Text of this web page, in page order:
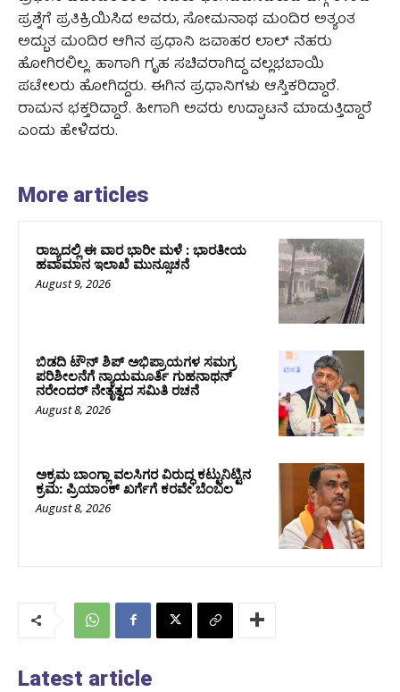
ಪ್ರಶ್ನೆಗೆ ಪ್ರತಿಕ್ರಿಯಿಸಿದ ಅವರು, ಸೋಮನಾಥ ಮಂದಿರ ಅತ್ಯಂತ
ಅದ್ಬುತ ಮಂದಿರ ಆಗಿನ ಪ್ರಧಾನಿ ಜವಾಹರ ಲಾಲ್ ನೆಹರು
ಹೋಗಿರಲಿಲ್ಲ. ಹಾಗಾಗಿ ಗೃಹ ಸಚಿವರಾಗಿದ್ದ ವಲ್ಲಭಬಾಯಿ
ಪಟೇಲರು ಹೋಗಿದ್ದರು. ಈಗಿನ ಪ್ರಧಾನಿಗಳು ಆಸ್ತಿಕರಿದ್ದಾರೆ.
ರಾಮನ ಭಕ್ತರಿದ್ದಾರೆ‌. ಹೀಗಾಗಿ ಅವರು ಉದ್ಘಾಟನೆ ಮಾಡುತ್ತಿದ್ದಾರೆ
ಎಂದು ಹೇಳಿದರು.
More articles
ರಾಜ್ಯದಲ್ಲಿ ಈ ವಾರ ಭಾರೀ ಮಳೆ : ಭಾರತೀಯ
ಹವಾಮಾನ ಇಲಾಖೆ ಮುನ್ಸೂಚನೆ
August 9, 2026
ಬಿಡದಿ ಟೌನ್ ಶಿಪ್ ಅಭಿಪ್ರಾಯಗಳ ಸಮಗ್ರ
ಪರಿಶೀಲನೆಗೆ ನ್ಯಾಯಮೂರ್ತಿ ಗುಹನಾಥನ್
ನರೇಂದರ್ ನೇತೃತ್ವದ ಸಮಿತಿ ರಚನೆ
August 8, 2026
ಅಕ್ರಮ ಬಾಂಗ್ಲಾ ವಲಸಿಗರ ವಿರುದ್ಧ ಕಟ್ಟುನಿಟ್ಟಿನ
ಕ್ರಮ: ಪ್ರಿಯಾಂಕ್ ಖರ್ಗೆಗೆ ಕರವೇ ಬೆಂಬಲ
August 8, 2026
Latest article